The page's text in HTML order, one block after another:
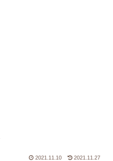
2021.11.10 2021.11.27